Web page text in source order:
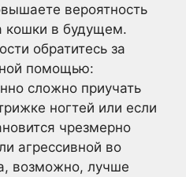
вероятность
кошки в будущем.
обратитесь за
помощью:
сложно приучать
ногтей или если
чрезмерно
агрессивной во
возможно, лучше